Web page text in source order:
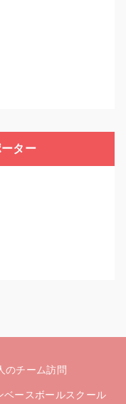
ター
のチーム訪問
ベースボールスクール